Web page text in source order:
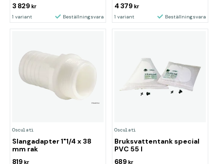
3 829 kr
1 variant Beställningsvara
4 379 kr
1 variant Beställningsvara
Osculati
Slangadapter 1"1/4 x 38
mm rak
819 kr
Osculati
Bruksvattentank special
PVC 55 l
689 kr